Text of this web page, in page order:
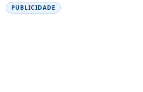
PUBLICIDADE